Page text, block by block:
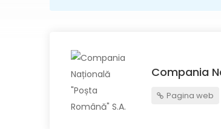
Compania
Pagina web